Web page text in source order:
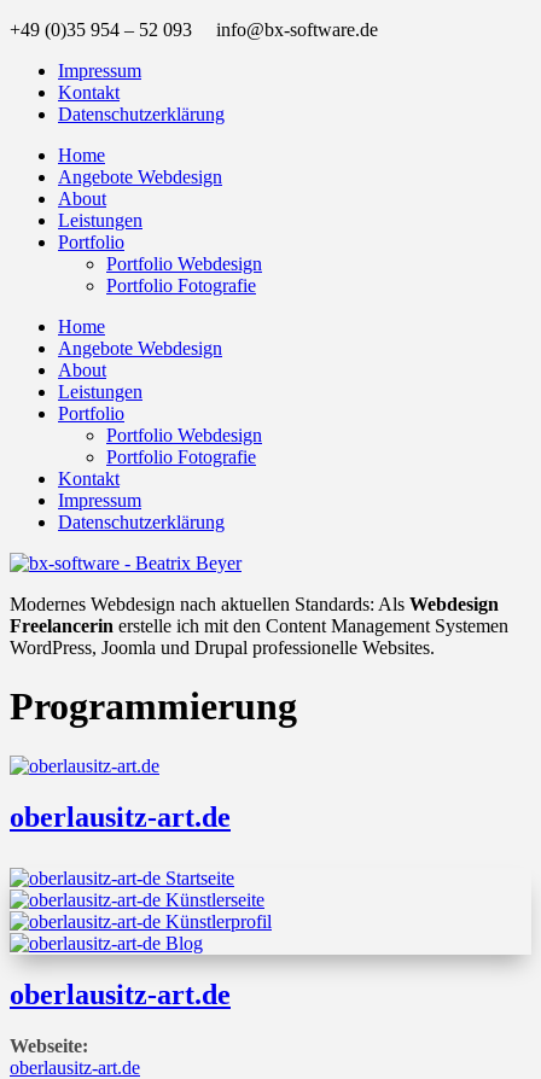
+49 (0)35 954 – 52 093 info@bx-software.de
Impressum
Kontakt
Datenschutzerklärung
Home
Angebote Webdesign
About
Leistungen
Portfolio
Portfolio Webdesign
Portfolio Fotografie
Home
Angebote Webdesign
About
Leistungen
Portfolio
Portfolio Webdesign
Portfolio Fotografie
Kontakt
Impressum
Datenschutzerklärung
Modernes Webdesign nach aktuellen Standards: Als Webdesign
Freelancerin erstelle ich mit den Content Management Systemen
WordPress, Joomla und Drupal professionelle Websites.
Programmierung
oberlausitz-art.de
oberlausitz-art.de
Webseite:
oberlausitz-art.de